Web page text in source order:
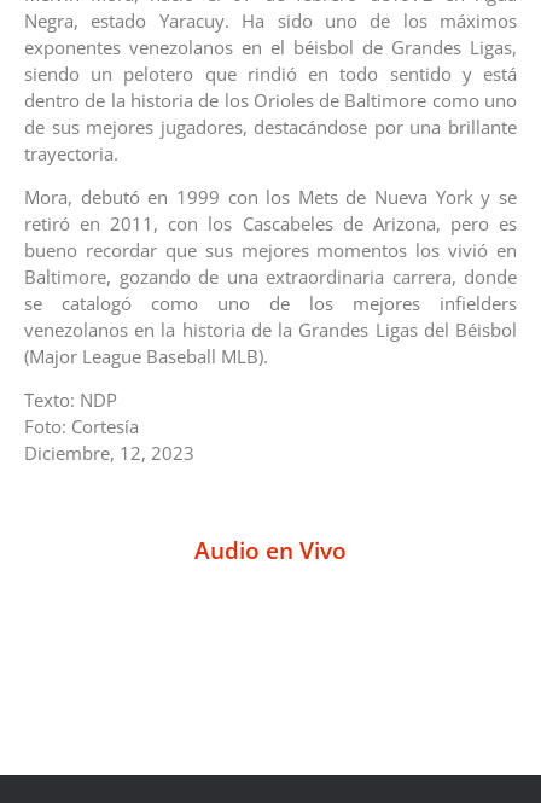
Negra, estado Yaracuy. Ha sido uno de los máximos
exponentes venezolanos en el béisbol de Grandes Ligas,
siendo un pelotero que rindió en todo sentido y está
dentro de la historia de los Orioles de Baltimore como uno
de sus mejores jugadores, destacándose por una brillante
trayectoria.
Mora, debutó en 1999 con los Mets de Nueva York y se
retiró en 2011, con los Cascabeles de Arizona, pero es
bueno recordar que sus mejores momentos los vivió en
Baltimore, gozando de una extraordinaria carrera, donde
se catalogó como uno de los mejores infielders
venezolanos en la historia de la Grandes Ligas del Béisbol
(Major League Baseball MLB).
Texto: NDP
Foto: Cortesía
Diciembre, 12, 2023
Audio en Vivo